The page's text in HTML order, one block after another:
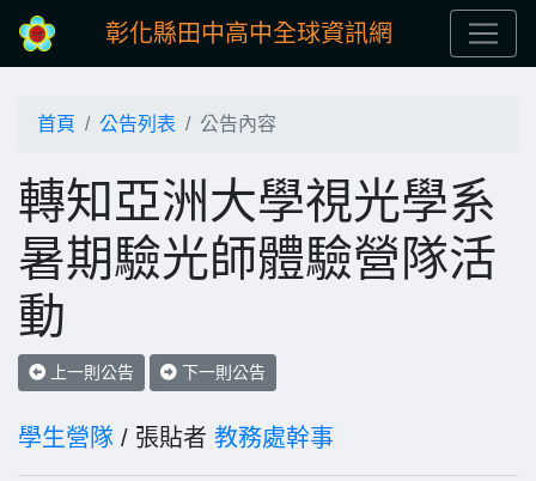
彰化縣田中高中全球資訊網
首頁 公告列表 公告內容
轉知亞洲大學視光學系
暑期驗光師體驗營隊活
動
上一則公告 下一則公告
學生營隊 / 張貼者 教務處幹事